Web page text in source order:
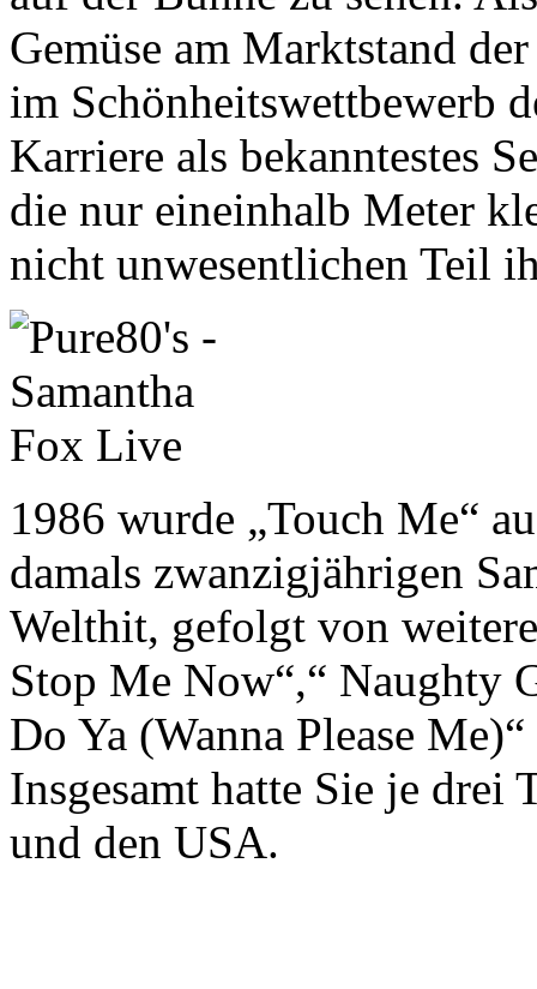
Gemüse am Marktstand
im Schönheitswettbewerb
Karriere als bekanntestes
die nur eineinhalb Meter
nicht unwesentlichen Teil
1986 wurde „Touch Me“
damals zwanzigjährigen
Welthit, gefolgt von
Stop Me Now“,“ Naughty
Do Ya (Wanna Please
Insgesamt hatte Sie je drei
und den USA.